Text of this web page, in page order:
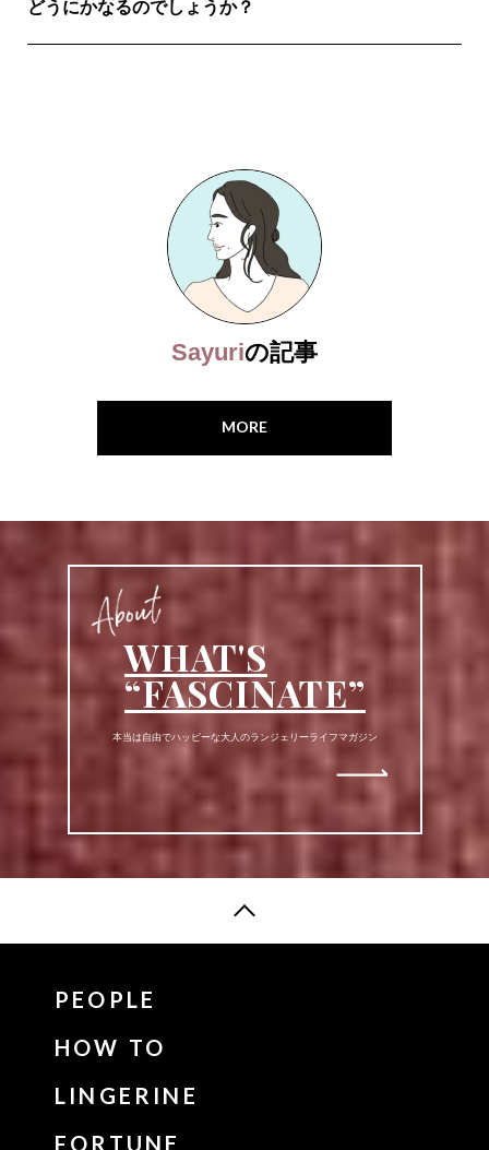
どうにかなるのでしょうか？
Sayuriの記事
MORE
WHAT'S
“FASCINATE”
本当は自由でハッピーな大人のランジェリーライフマガジン
PEOPLE
HOW TO
LINGERINE
FORTUNE